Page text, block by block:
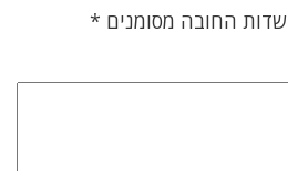
שדות החובה מסומנים *